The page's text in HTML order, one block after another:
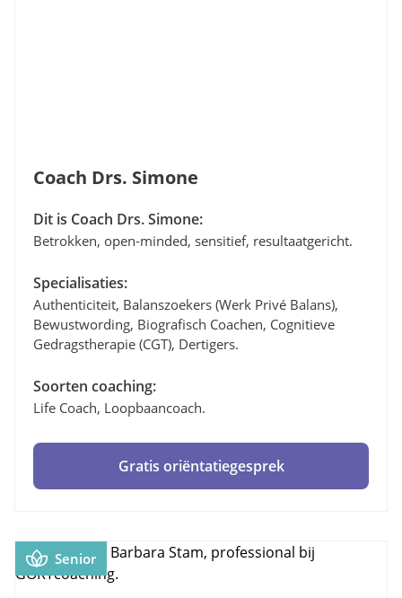
Coach Drs. Simone
Dit is Coach Drs. Simone:
Betrokken, open-minded, sensitief, resultaatgericht.
Specialisaties:
Authenticiteit, Balanszoekers (werk Privé Balans),
Bewustwording, Biografisch Coachen, Cognitieve
Gedragstherapie (CGT), Dertigers.
Soorten coaching:
Life Coach, Loopbaancoach.
Gratis oriëntatiegesprek
Senior